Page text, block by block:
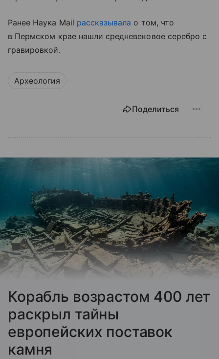
Ранее Наука Mail рассказывала о том, что
в Пермском крае нашли средневековое серебро с
гравировкой.
Археология
Поделиться
Корабль возрастом 400 лет
раскрыл тайны
европейских поставок
камня